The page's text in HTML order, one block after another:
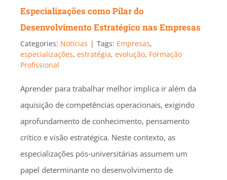
Especializações como Pilar do
Desenvolvimento Estratégico nas Empresas
Categories: Notícias | Tags: Empresas,
especializações, estratégia, evolução, Formação
Profissional
Aprender para trabalhar melhor implica ir além da
aquisição de competências operacionais, exigindo
aprofundamento de conhecimento, pensamento
crítico e visão estratégica. Neste contexto, as
especializações pós‑universitárias assumem um
papel determinante no desenvolvimento de